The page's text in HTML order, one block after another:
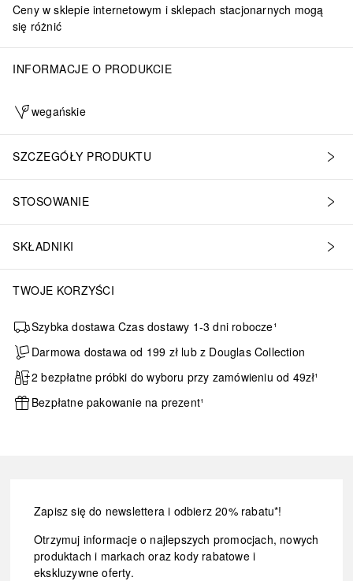
Ceny w sklepie internetowym i sklepach stacjonarnych mogą
się różnić
INFORMACJE O PRODUKCIE
wegańskie
SZCZEGÓŁY PRODUKTU
STOSOWANIE
SKŁADNIKI
TWOJE KORZYŚCI
Szybka dostawa Czas dostawy 1-3 dni robocze¹
Darmowa dostawa od 199 zł lub z Douglas Collection
2 bezpłatne próbki do wyboru przy zamówieniu od 49zł¹
Bezpłatne pakowanie na prezent¹
Zapisz się do newslettera i odbierz 20% rabatu*!
Otrzymuj informacje o najlepszych promocjach, nowych
produktach i markach oraz kody rabatowe i
ekskluzywne oferty.